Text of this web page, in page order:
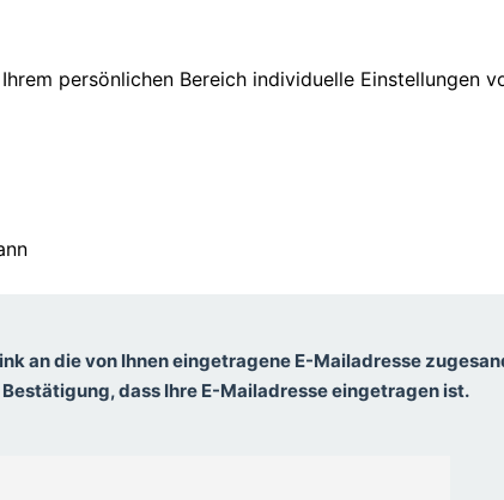
persönlichen Bereich individuelle Einstellungen
an die von Ihnen eingetragene E-Mailadresse
dass Ihre E-Mailadresse eingetragen ist.